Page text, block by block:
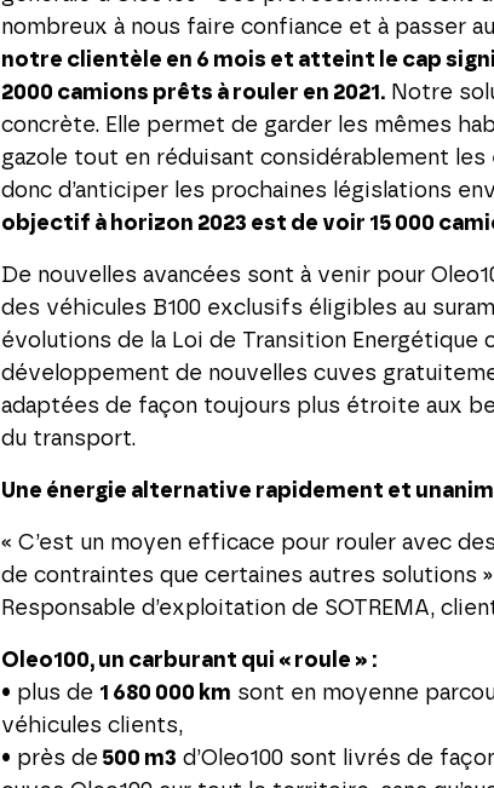
nombreux à nous faire confiance et à passer au
notre clientèle en 6 mois et atteint le cap
2000 camions prêts à rouler en 2021. Notre
concrète. Elle permet de garder les mêmes
gazole tout en réduisant considérablement
donc d’anticiper les prochaines législations
objectif à horizon 2023 est de voir 15 000
De nouvelles avancées sont à venir pour
des véhicules B100 exclusifs éligibles au
évolutions de la Loi de Transition Energétique
développement de nouvelles cuves
adaptées de façon toujours plus étroite aux
du transport.
Une énergie alternative rapidement et
« C’est un moyen efficace pour rouler avec
de contraintes que certaines autres solutions
Responsable d’exploitation de SOTREMA,
Oleo100, un carburant qui « roule » :
• plus de 1 680 000 km sont en moyenne
véhicules clients,
• près de 500 m3 d’Oleo100 sont livrés de